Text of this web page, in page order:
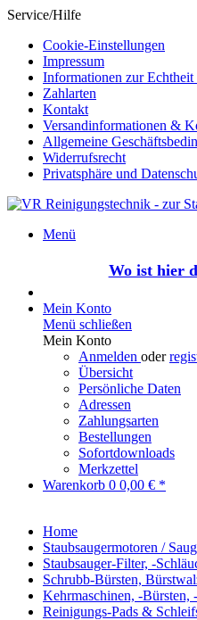
Service/Hilfe
Cookie-Einstellungen
Impressum
Informationen zur
Zahlarten
Kontakt
Versandinformationen &
Allgemeine
Widerrufsrecht
Privatsphäre und
Menü
Wo ist hier
Mein Konto
Menü schließen
Mein Konto
Anmelden oder
Übersicht
Persönliche Daten
Adressen
Zahlungsarten
Bestellungen
Sofortdownloads
Merkzettel
Warenkorb 0 0,00 € *
Home
Staubsaugermotoren /
Staubsauger-Filter, -
Schrubb-Bürsten,
Kehrmaschinen, -
Reinigungs-Pads &